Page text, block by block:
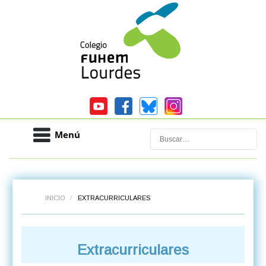
Menú Buscar
INICIO / EXTRACURRICULARES
Extracurriculares